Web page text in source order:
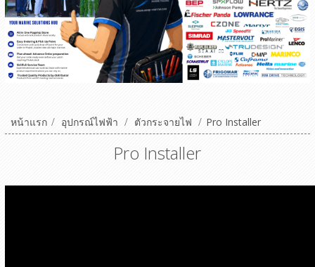
หน้าแรก / อุปกรณ์ไฟฟ้า / ตัวกระจายไฟ / Pro Installer
Pro Installer